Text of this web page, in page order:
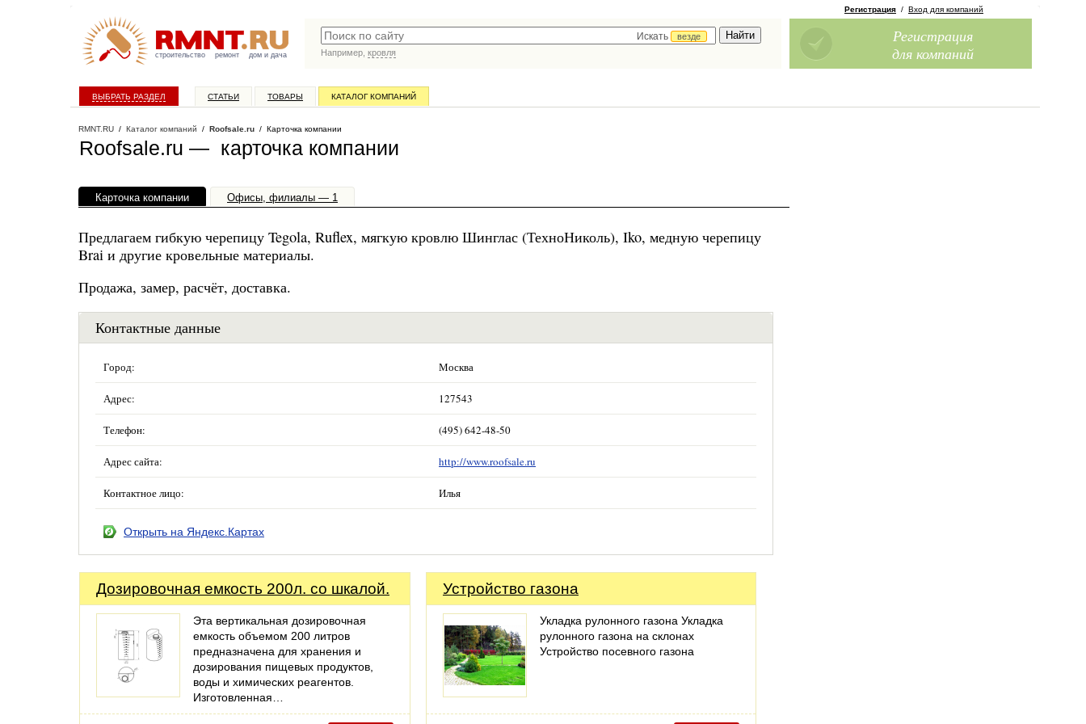
строительство ремонт дом и дача
Искать
везде
Например, кровля
Регистрация / Вход для компаний
Регистрация
для компаний
ВЫБРАТЬ РАЗДЕЛ СТАТЬИ ТОВАРЫ КАТАЛОГ КОМПАНИЙ
RMNT.RU / Каталог компаний / Roofsale.ru / Карточка компании
Roofsale.ru — карточка компании
Карточка компании Офисы, филиалы — 1
Предлагаем гибкую черепицу Tegola, Ruflex, мягкую кровлю Шинглас (ТехноНиколь), Iko, медную черепицу
Brai и другие кровельные материалы.
Продажа, замер, расчёт, доставка.
Контактные данные
Город: Москва
Адрес: 127543
Телефон: (495) 642-48-50
Адрес сайта: http://www.roofsale.ru
Контактное лицо: Илья
Открыть на Яндекс.Картах
Дозировочная емкость 200л. со шкалой.
Эта вертикальная дозировочная
емкость объемом 200 литров
предназначена для хранения и
дозирования пищевых продуктов,
воды и химических реагентов.
Изготовленная…
Устройство газона
Укладка рулонного газона Укладка
рулонного газона на склонах
Устройство посевного газона